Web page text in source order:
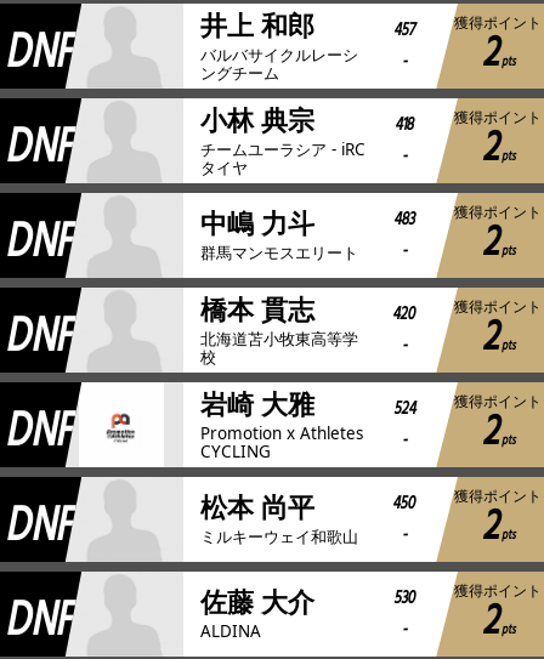
DNF 井上 和郎
バルバサイクルレーシ
ングチーム
457
-
獲得ポイント
2pts
DNF 小林 典宗
チームユーラシア - iRC
タイヤ
418
-
獲得ポイント
2pts
DNF 中嶋 力斗
群馬マンモスエリート
483
-
獲得ポイント
2pts
DNF 橋本 貫志
北海道苫小牧東高等学
校
420
-
獲得ポイント
2pts
DNF 岩崎 大雅
Promotion x Athletes
CYCLING
524
-
獲得ポイント
2pts
DNF 松本 尚平
ミルキーウェイ和歌山
450
-
獲得ポイント
2pts
DNF 佐藤 大介
ALDINA
530
-
獲得ポイント
2pts